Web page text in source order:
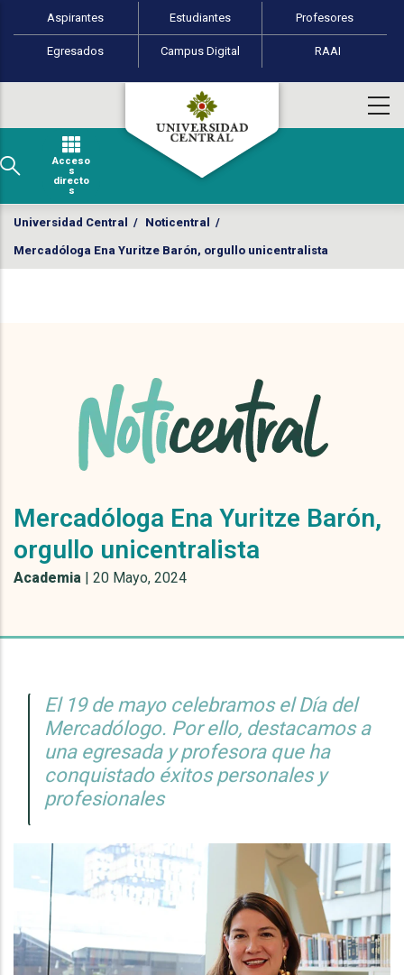
Pasar al contenido principal
Perfiles de usuario
Aspirantes Estudiantes Profesores
Egresados Campus Digital RAAI
Acceso
s
directo
s
Universidad Central / Noticentral /
Mercadóloga Ena Yuritze Barón, orgullo unicentralista
Mercadóloga Ena Yuritze Barón,
orgullo unicentralista
Academia | 20 Mayo, 2024
El 19 de mayo celebramos el Día del
Mercadólogo. Por ello, destacamos a
una egresada y profesora que ha
conquistado éxitos personales y
profesionales